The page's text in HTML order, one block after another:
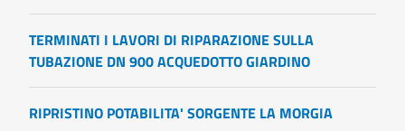
TERMINATI I LAVORI DI RIPARAZIONE SULLA
TUBAZIONE DN 900 ACQUEDOTTO GIARDINO
RIPRISTINO POTABILITA' SORGENTE LA MORGIA